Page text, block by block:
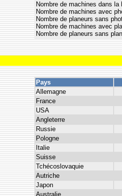
Nombre de machines dans la
Nombre de machines avec
Nombre de planeurs sans
Nombre de machines avec
Nombre de planeurs sans
Pays
Allemagne
France
USA
Angleterre
Russie
Pologne
Italie
Suisse
Tchécoslovaquie
Autriche
Japon
Australie